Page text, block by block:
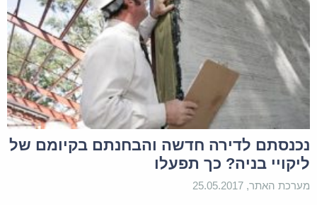
נכנסתם לדירה חדשה והבחנתם בקיומם של
ליקויי בניה? כך תפעלו
מערכת האתר, 25.05.2017